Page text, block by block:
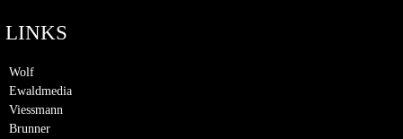
LINKS
Wolf
Ewaldmedia
Viessmann
Brunner